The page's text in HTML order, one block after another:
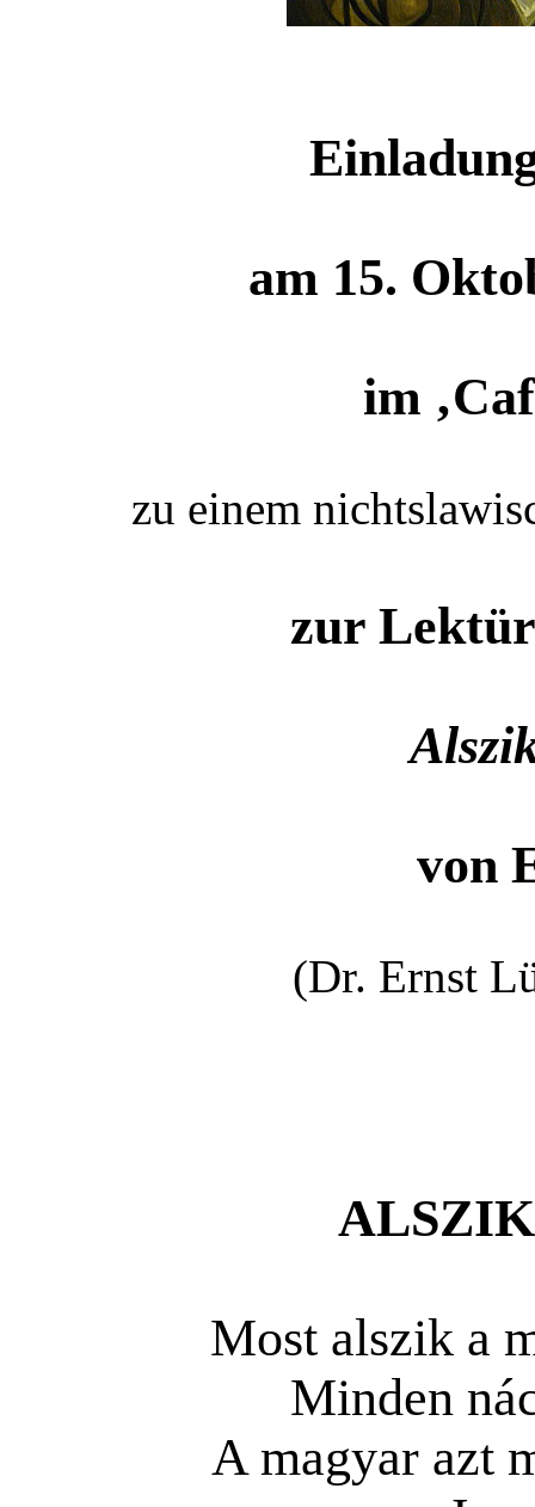
am 15.
im
zu einem
zur
von
(Dr. Ernst
Most alszik a
Minden
A magyar azt